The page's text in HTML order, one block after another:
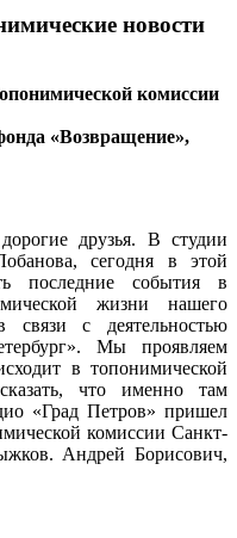
новости
комиссии
«Возвращение»,
друзья. В студии
сегодня в этой
последние события в
жизни нашего
с деятельностью
Мы проявляем
в топонимической
что именно там
«Град Петров» пришел
комиссии Санкт-
Андрей Борисович,